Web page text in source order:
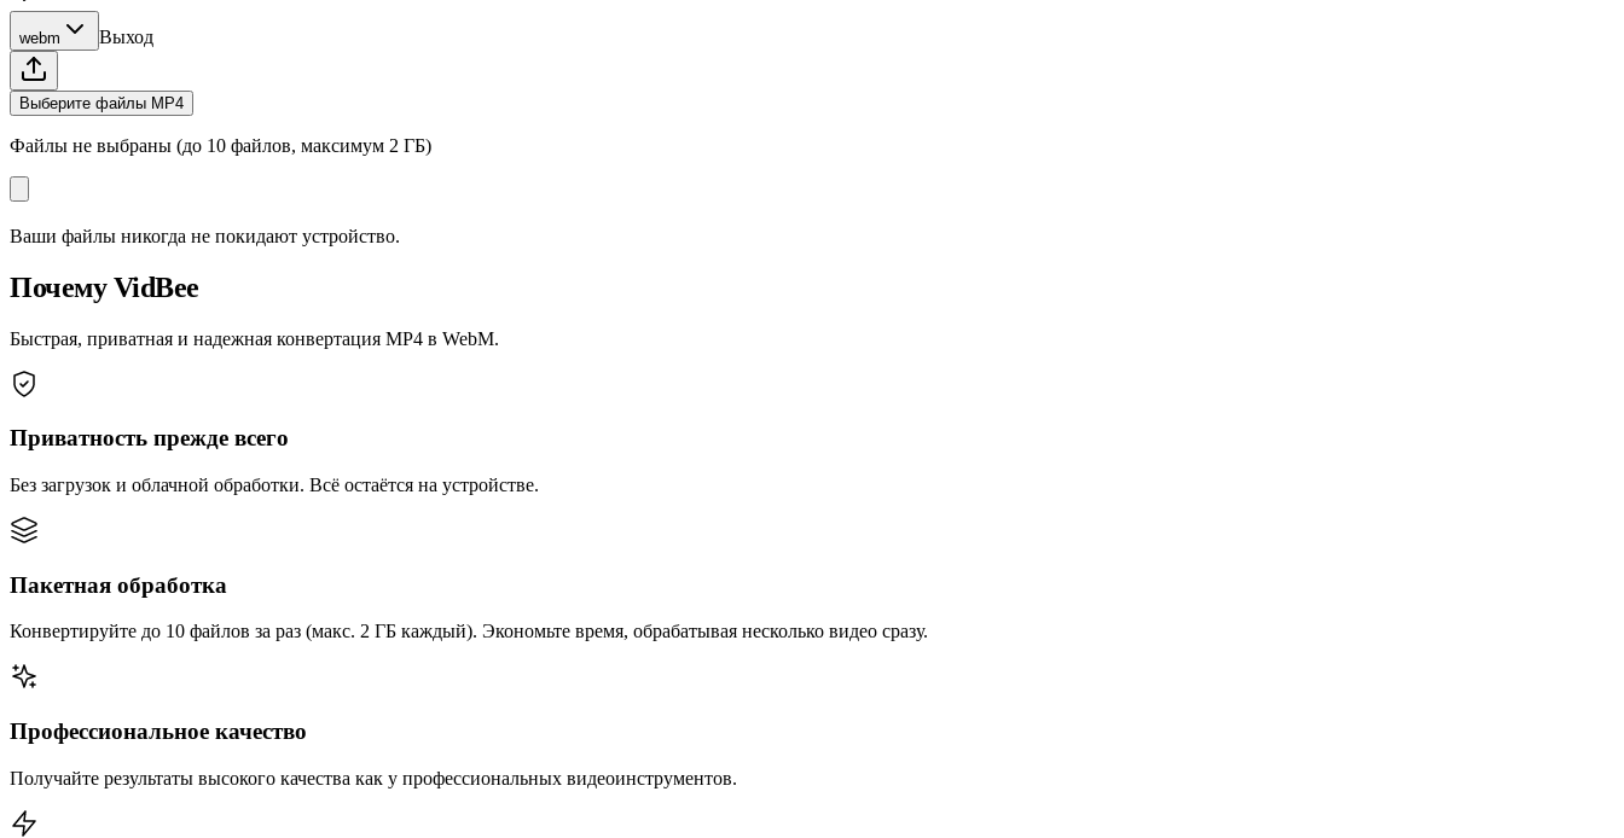
webm Выход
Выберите файлы MP4
Файлы не выбраны (до 10 файлов, максимум 2 ГБ)
Ваши файлы никогда не покидают устройство.
Почему VidBee
Быстрая, приватная и надежная конвертация MP4 в WebM.
Приватность прежде всего
Без загрузок и облачной обработки. Всё остаётся на устройстве.
Пакетная обработка
Конвертируйте до 10 файлов за раз (макс. 2 ГБ каждый). Экономьте время, обрабатывая несколько видео сразу.
Профессиональное качество
Получайте результаты высокого качества как у профессиональных видеоинструментов.